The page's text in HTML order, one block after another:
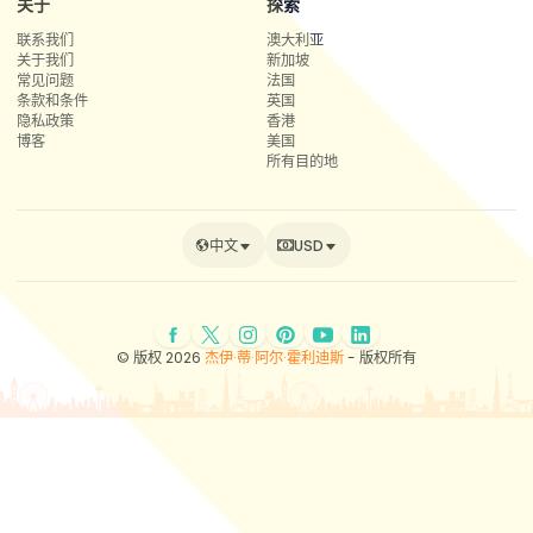
联系我们
关于我们
常见问题
条款和条件
隐私政策
博客
澳大利亚
新加坡
法国
英国
香港
美国
所有目的地
中文 USD
© 版权 2026 杰伊·蒂·阿尔·霍利迪斯- 版权所有